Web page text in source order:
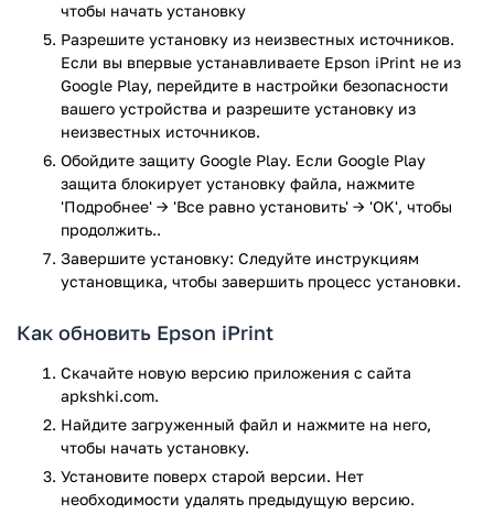
Быстрая печать фотографий и документов.
Печать файлов из памяти устройства, либо с
облачного хранилища.
Сканирвоание документов.
Функция захвата документов с камеры гаджета, с
поддержкой редактирования.
Управление копированием документов.
Удаленная проверка уровня чернил в принтере.
Удаленная диагностика принтера.
Подробная и понятная справочная информация.
Список совместимых принтеров можно найти на
Являетесь обладателем принтера Epson? Тогда скачайте
приложение Epson iPrint для Android и бесплатно
печатайте любые документы или фотографии, напрямую со
своего смартфона или планшета.
Приложение Epson iPrint прошло проверку антивирусом
VirusTotal. В результате проверки по всем последним
сигнатурам заражения файлов не выявлено.
чтобы начать установку
Разрешите установку из неизвестных источников.
Если вы впервые устанавливаете Epson iPrint не из
Google Play, перейдите в настройки безопасности
вашего устройства и разрешите установку из
неизвестных источников.
Обойдите защиту Google Play. Если Google Play
защита блокирует установку файла, нажмите
'Подробнее' → 'Все равно установить' → 'OK', чтобы
продолжить..
Завершите установку: Следуйте инструкциям
установщика, чтобы завершить процесс установки.
Как обновить Epson iPrint
Скачайте новую версию приложения с сайта
apkshki.com.
Найдите загруженный файл и нажмите на него,
чтобы начать установку.
Установите поверх старой версии. Нет
необходимости удалять предыдущую версию.